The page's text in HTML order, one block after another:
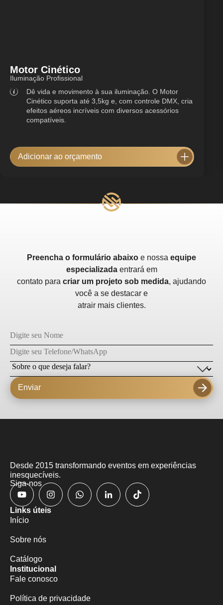
Motor Cinético
Iluminação Profissional
Dê vida e movimento à sua iluminação. O Motor
Cinético suporta até 3,5kg e, com controle DMX, cria
efeitos aéreos incríveis com diversos acessórios
compatíveis.
Adicionar ao orçamento
Preencha o formulário abaixo e nossa equipe
especializadaentrará em
contato para criar um projeto sob medida, ajudando
você a se destacar e
atrair mais clientes.
Enviar
Desde 2015 transformando eventos em experiências
inesquecíveis.
Siga-nos
Links úteis
Início
Sobre nós
Catálogo
Institucional
Fale conosco
Política de privacidade